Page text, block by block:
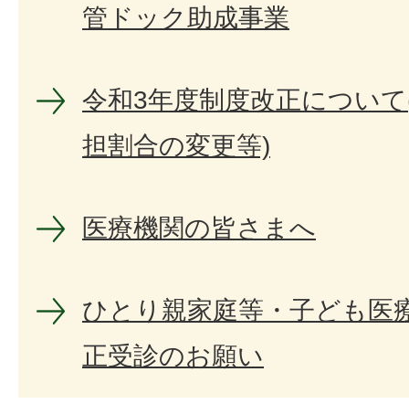
管ドック助成事業
令和3年度制度改正につい
担割合の変更等)
医療機関の皆さまへ
ひとり親家庭等・子ども医
正受診のお願い